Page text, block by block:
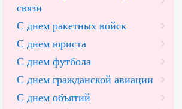
связи
С днем ракетных войск
С днем юриста
С днем футбола
С днем гражданской авиации
С днем объятий